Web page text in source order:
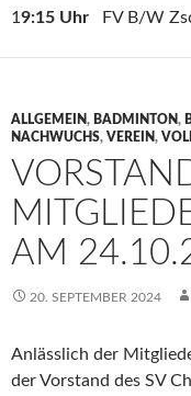
1 9:15 Uhr FV B/W
ALLGEMEIN, BADMINTON,
ACHWUCHS
, VEREIN,
AM
20. SEPTEMBER 2024
Anlässlich der
der Vorstand des SV